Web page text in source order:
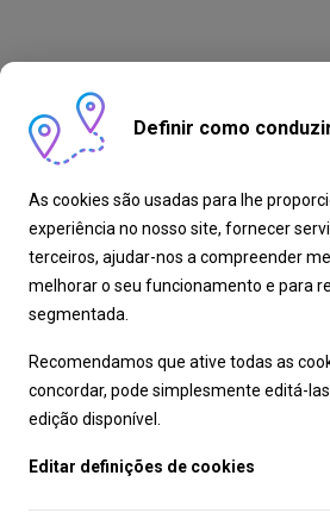
Definir como
As cookies são usadas para lhe
experiência no nosso site, fornecer
terceiros, ajudar-nos a compreender
melhorar o seu funcionamento e para
segmentada.
Recomendamos que ative todas as
concordar, pode simplesmente editá-
edição disponível.
Editar definições de cookies